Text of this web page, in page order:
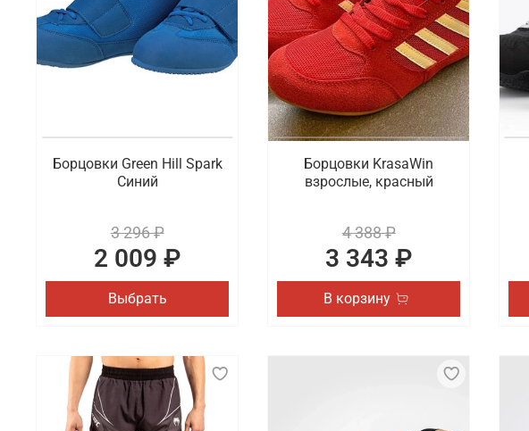
Борцовки Green Hill Spark
Синий
3 296 ₽
2 009 ₽
Выбрать
Борцовки KrasaWin
взрослые, красный
4 388 ₽
3 343 ₽
В корзину